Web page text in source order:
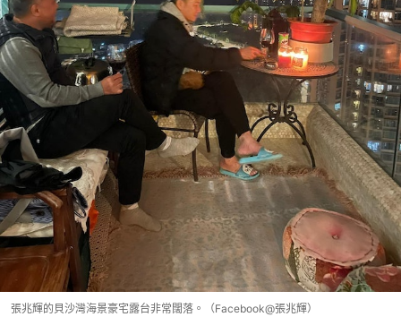
張兆輝的貝沙灣海景豪宅露台非常闊落。（Facebook@張兆輝）